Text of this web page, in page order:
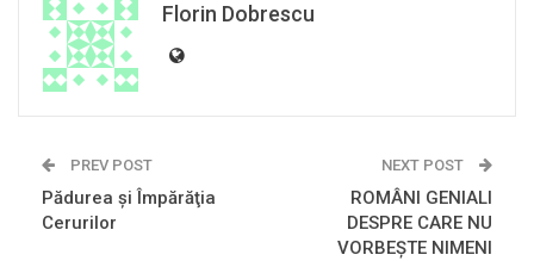
Florin Dobrescu
PREV POST
Pădurea şi Împărăţia
Cerurilor
NEXT POST
ROMÂNI GENIALI
DESPRE CARE NU
VORBEŞTE NIMENI